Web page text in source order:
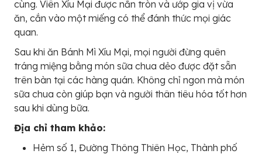
cùng. Viên Xíu Mại được nắn tròn và ướp gia vị vừa
ăn, cắn vào một miếng có thể đánh thức mọi giác
quan.
Sau khi ăn Bánh Mì Xíu Mại, mọi người đừng quên
tráng miệng bằng món sữa chua dẻo được đặt sẵn
trên bàn tại các hàng quán. Không chỉ ngon mà món
sữa chua còn giúp bạn và người thân tiêu hóa tốt hơn
sau khi dùng bữa.
Địa chỉ tham khảo:
Hẻm số 1, Đường Thông Thiên Học, Thành phố